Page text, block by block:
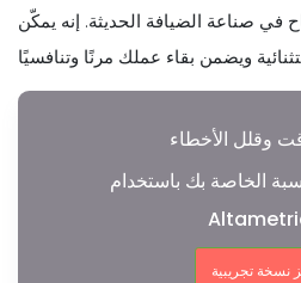
في صناعة الضيافة الحديثة. إنه يمكّن
الخاصة بك باستخدام
نسخة تجريبية